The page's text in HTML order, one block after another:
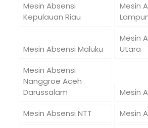
Mesin Absensi
Kepulauan Riau
Mesin
Mesin Absensi Maluku
Mesin
Utara
Mesin Absensi
Nanggroe Aceh
Darussalam
Mesin
Mesin Absensi NTT
Mesin